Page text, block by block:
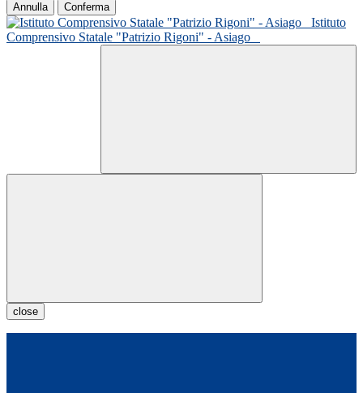
Annulla Conferma
Istituto
Comprensivo Statale "Patrizio Rigoni" - Asiago
close